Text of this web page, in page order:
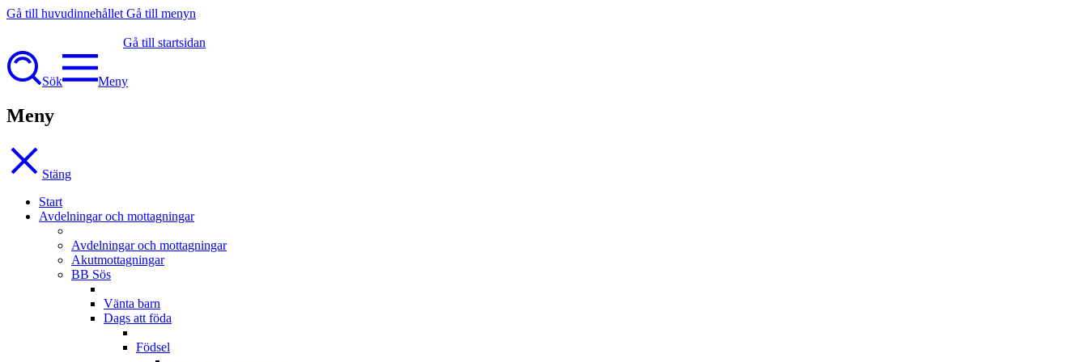
Gå till huvudinnehållet Gå till menyn
Gå till startsidan
Sök Meny
Meny
Stäng
Start
Avdelningar och mottagningar
Avdelningar och mottagningar
Akutmottagningar
BB Sös
Vänta barn
Dags att föda
Födsel